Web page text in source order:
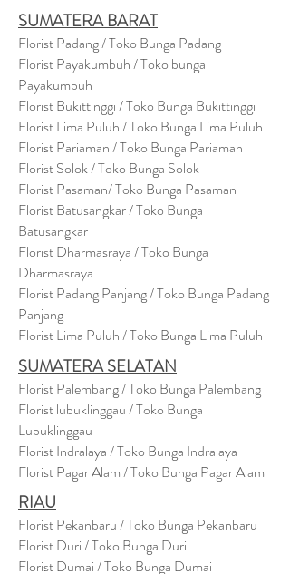
SUMATERA BARAT
Florist Padang / Toko Bunga Padang
Florist Payakumbuh / Toko bunga
Payakumbuh
Florist Bukittinggi / Toko Bunga Bukittinggi
Florist Lima Puluh / Toko Bunga Lima Puluh
Florist Pariaman / Toko Bunga Pariaman
Florist Solok / Toko Bunga Solok
Florist Pasaman/ Toko Bunga Pasaman
Florist Batusangkar / Toko Bunga
Batusangkar
Florist Dharmasraya / Toko Bunga
Dharmasraya
Florist Padang Panjang / Toko Bunga Padang
Panjang
Florist Lima Puluh / Toko Bunga Lima Puluh
SUMATERA SELATAN
Florist Palembang / Toko Bunga Palembang
Florist lubuklinggau / Toko Bunga
Lubuklinggau
Florist Indralaya / Toko Bunga Indralaya
Florist Pagar Alam / Toko Bunga Pagar Alam
RIAU
Florist Pekanbaru / Toko Bunga Pekanbaru
Florist Duri / Toko Bunga Duri
Florist Dumai / Toko Bunga Dumai